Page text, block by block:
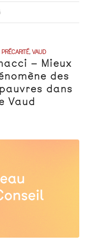
PRÉCARITÉ,VAUD
– Mieux
des
dans
Vaud